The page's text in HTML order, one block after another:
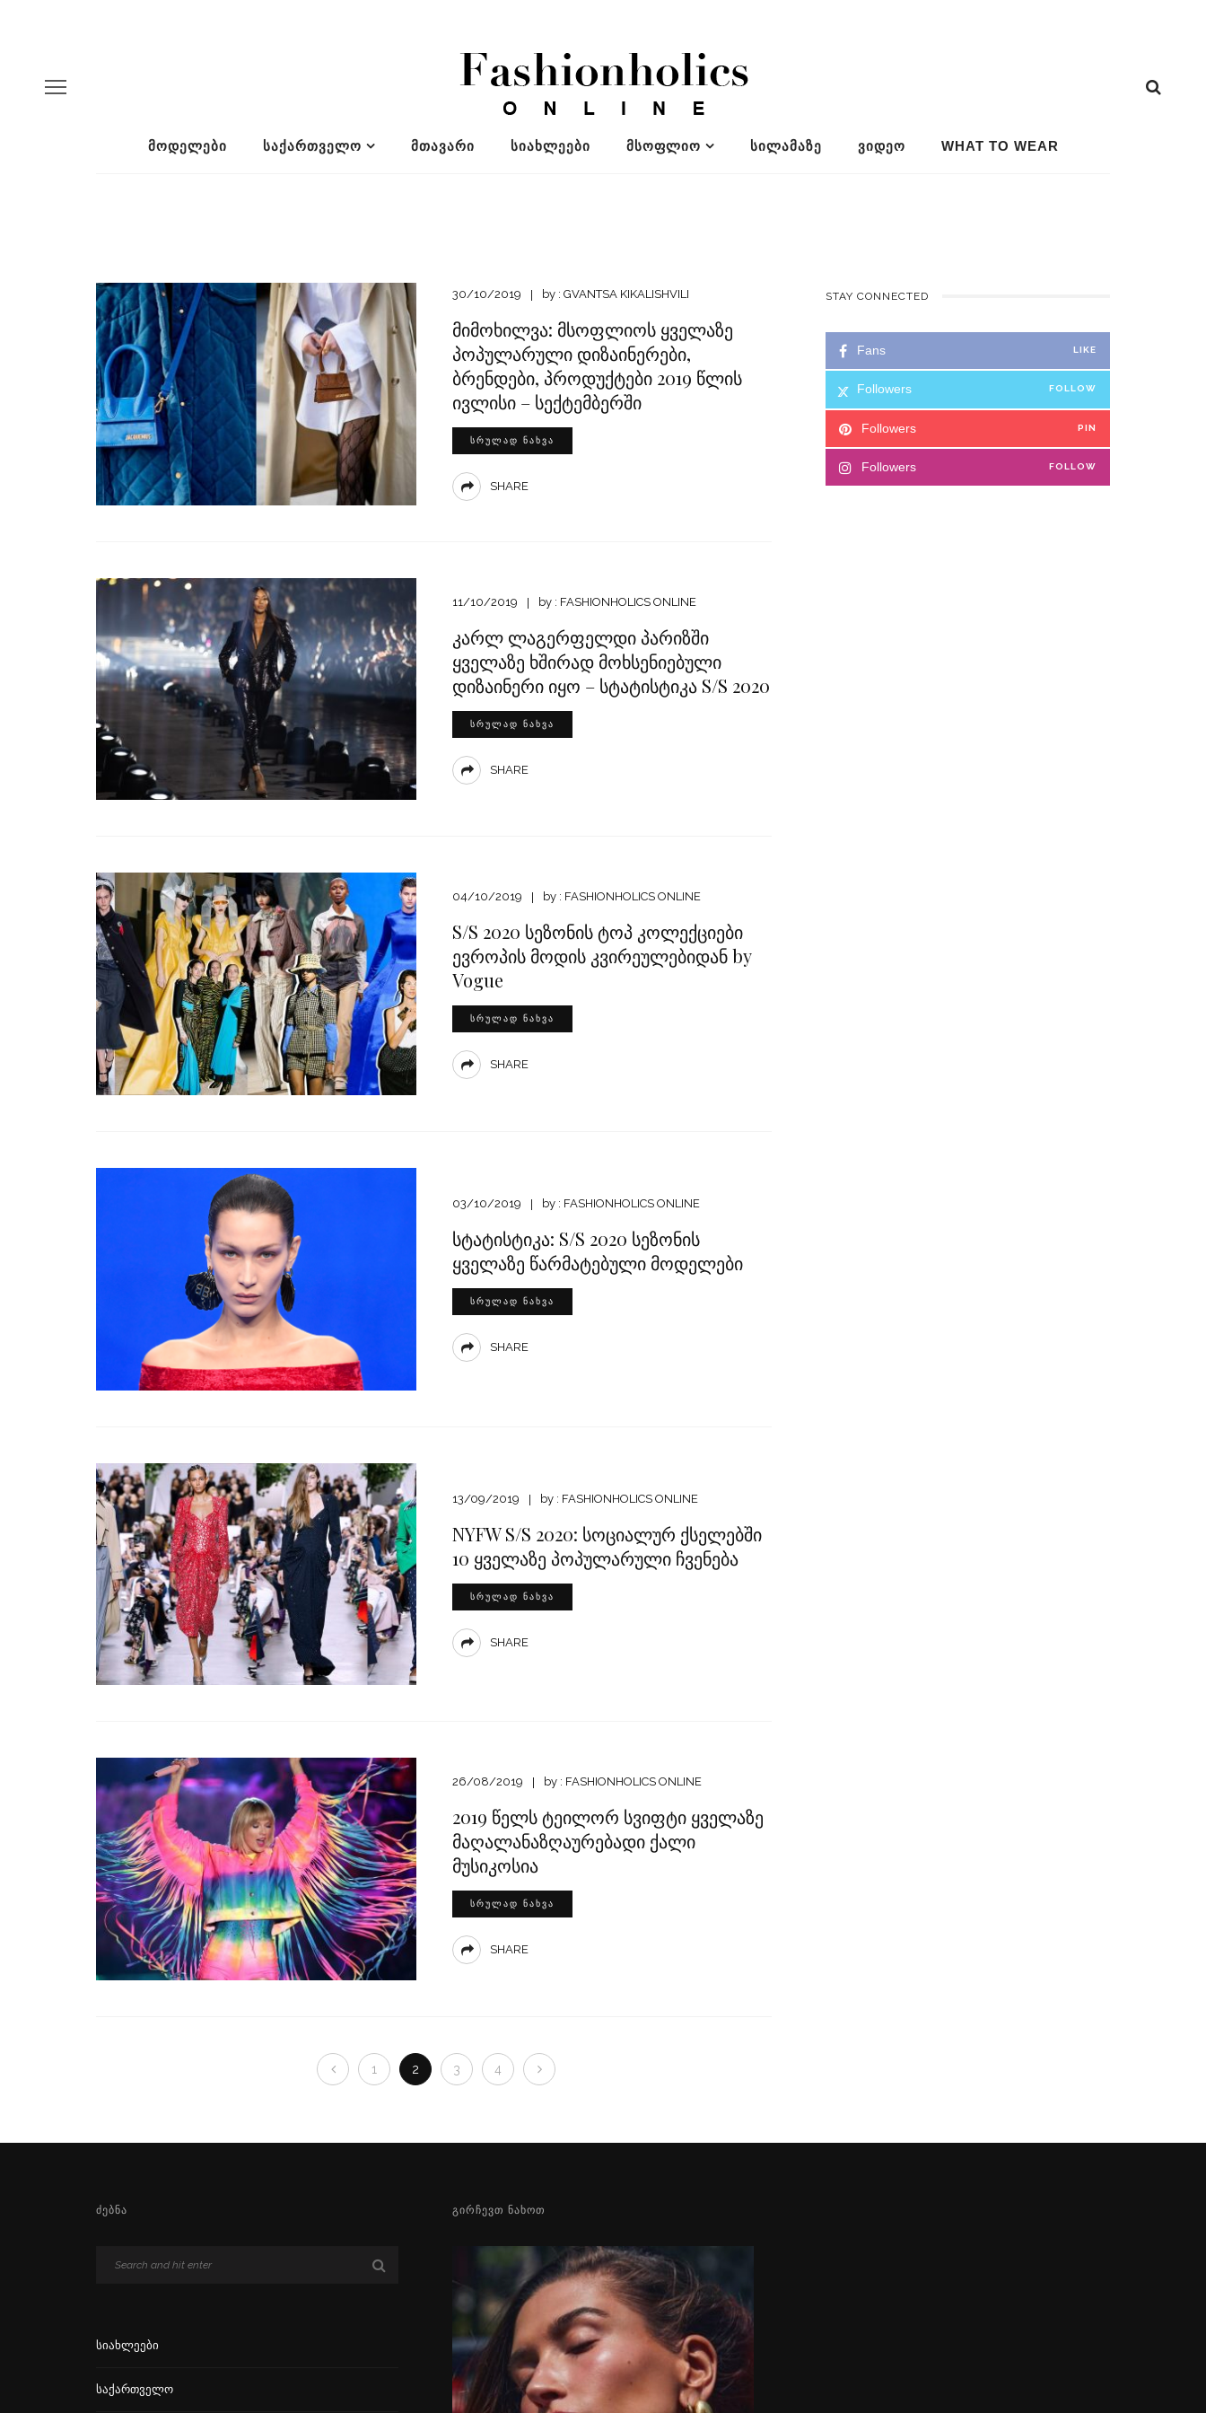
ᲛᲝᲓᲔᲚᲔᲑᲘ ᲡᲐᲥᲐᲠᲗᲕᲔᲚᲝ ᲛᲗᲐᲕᲐᲠᲘ ᲡᲘᲐᲮᲚᲔᲔᲑᲘ ᲛᲡᲝᲤᲚᲘᲝ ᲡᲘᲚᲐᲛᲐᲖᲔ ᲕᲘᲓᲔᲝ WHAT TO WEAR
30/10/2019 by : GVANTSA KIKALISHVILI
მიმოხილვა: მსოფლიოს ყველაზე
პოპულარული დიზაინერები,
ბრენდები, პროდუქტები 2019 წლის
ივლისი – სექტემბერში
ᲡᲠᲣᲚᲐᲓ ᲜᲐᲮᲕᲐ
SHARE
11/10/2019 by : FASHIONHOLICS ONLINE
კარლ ლაგერფელდი პარიზში
ყველაზე ხშირად მოხსენიებული
დიზაინერი იყო – სტატისტიკა S/S 2020
ᲡᲠᲣᲚᲐᲓ ᲜᲐᲮᲕᲐ
SHARE
04/10/2019 by : FASHIONHOLICS ONLINE
S/S 2020 სეზონის ტოპ კოლექციები
ევროპის მოდის კვირეულებიდან by
Vogue
ᲡᲠᲣᲚᲐᲓ ᲜᲐᲮᲕᲐ
SHARE
03/10/2019 by : FASHIONHOLICS ONLINE
სტატისტიკა: S/S 2020 სეზონის
ყველაზე წარმატებული მოდელები
ᲡᲠᲣᲚᲐᲓ ᲜᲐᲮᲕᲐ
SHARE
13/09/2019 by : FASHIONHOLICS ONLINE
NYFW S/S 2020: სოციალურ ქსელებში
10 ყველაზე პოპულარული ჩვენება
ᲡᲠᲣᲚᲐᲓ ᲜᲐᲮᲕᲐ
SHARE
26/08/2019 by : FASHIONHOLICS ONLINE
2019 წელს ტეილორ სვიფტი ყველაზე
მაღალანაზღაურებადი ქალი
მუსიკოსია
ᲡᲠᲣᲚᲐᲓ ᲜᲐᲮᲕᲐ
SHARE
1 2 3 4
STAY CONNECTED
Fans LIKE
Followers FOLLOW
Followers PIN
Followers FOLLOW
ᲫᲔᲑᲜᲐ
Სიახლეები
Საქართველო
ᲒᲘᲠᲩᲔᲕᲗ ᲜᲐᲮᲝᲗ